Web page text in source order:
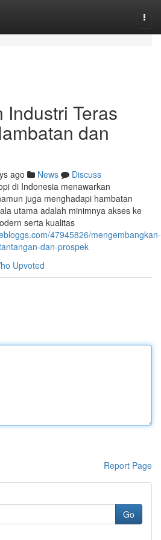
Industri Teras
dan
ago News
Discuss
di Indonesia menawarkan
juga menghadapi hambatan
utama adalah minimnya akses ke
serta kualitas
47945826/mengembangkan-
dan-prospek
Upvoted
Report Page
Go